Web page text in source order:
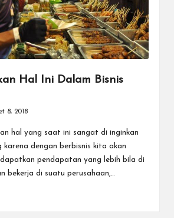
Hal Ini Dalam Bisnis
8, 2018
hal yang saat ini sangat di inginkan
karena dengan berbisnis kita akan
pendapatan yang lebih bila di
bekerja di suatu perusahaan,…